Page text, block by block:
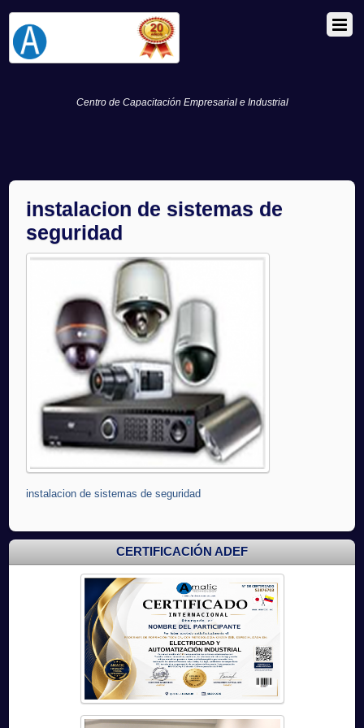
Centro de Capacitación Empresarial e Industrial
instalacion de sistemas de
seguridad
instalacion de sistemas de seguridad
CERTIFICACIÓN ADEF